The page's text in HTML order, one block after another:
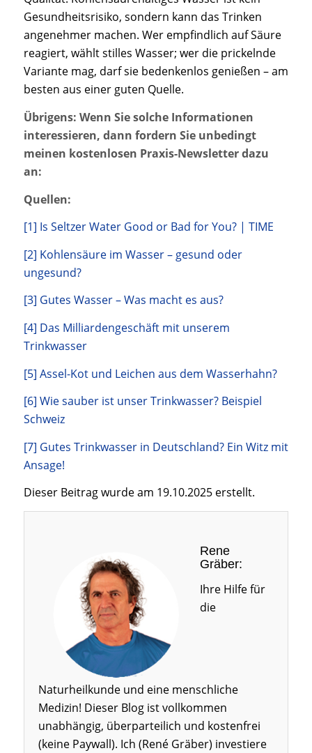
Gesundheitsrisiko, sondern kann das Trinken
angenehmer machen. Wer empfindlich auf Säure
reagiert, wählt stilles Wasser; wer die prickelnde
Variante mag, darf sie bedenkenlos genießen – am
besten aus einer guten Quelle.
Übrigens: Wenn Sie solche Informationen
interessieren, dann fordern Sie unbedingt
meinen kostenlosen Praxis-Newsletter dazu
an:
Quellen:
[1] Is Seltzer Water Good or Bad for You? | TIME
[2] Kohlensäure im Wasser – gesund oder
ungesund?
[3] Gutes Wasser – Was macht es aus?
[4] Das Milliardengeschäft mit unserem
Trinkwasser
[5] Assel-Kot und Leichen aus dem Wasserhahn?
[6] Wie sauber ist unser Trinkwasser? Beispiel
Schweiz
[7] Gutes Trinkwasser in Deutschland? Ein Witz mit
Ansage!
Dieser Beitrag wurde am 19.10.2025 erstellt.
Rene
Gräber:
Ihre Hilfe für
die
Naturheilkunde und eine menschliche
Medizin! Dieser Blog ist vollkommen
unabhängig, überparteilich und kostenfrei
(keine Paywall). Ich (René Gräber) investiere